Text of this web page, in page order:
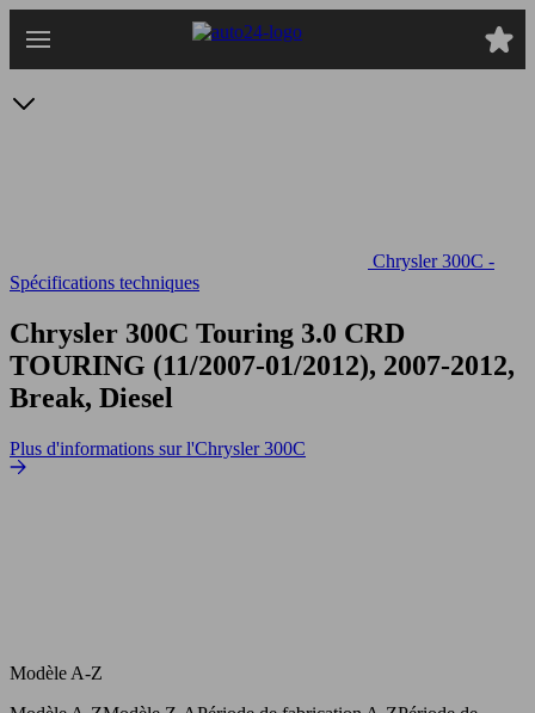
au
Chrysler 300C -
Spécifications techniques
Chrysler 300C Touring 3.0 CRD
TOURING (11/2007-01/2012), 2007-2012,
Break, Diesel
Plus d'informations sur l'Chrysler 300C
Modèle A-Z